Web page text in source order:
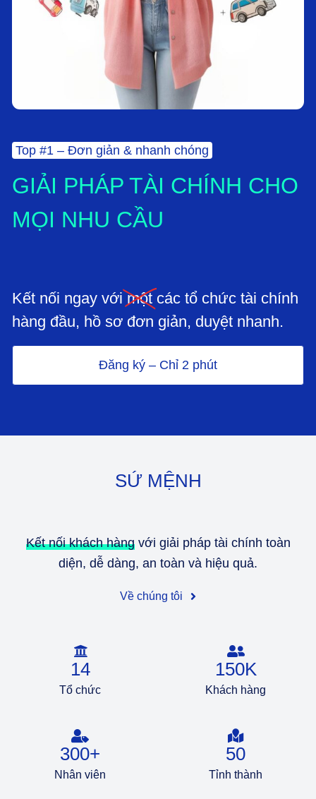
Top #1 – Đơn giản & nhanh chóng
GIẢI PHÁP TÀI CHÍNH CHO
MỌI NHU CẦU
Kết nối ngay với một các tổ chức tài chính
hàng đầu, hồ sơ đơn giản, duyệt nhanh.
Đăng ký – Chỉ 2 phút
SỨ MỆNH
Kết nối khách hàngvới giải pháp tài chính toàn
diện, dễ dàng, an toàn và hiệu quả.
Về chúng tôi
14
Tổ chức
150K
Khách hàng
300+
Nhân viên
50
Tỉnh thành